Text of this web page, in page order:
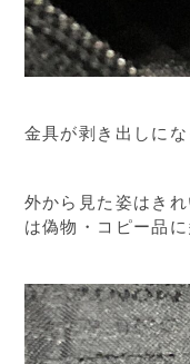
金具が剥き出しに
外から見た姿はき
は偽物・コピー品に